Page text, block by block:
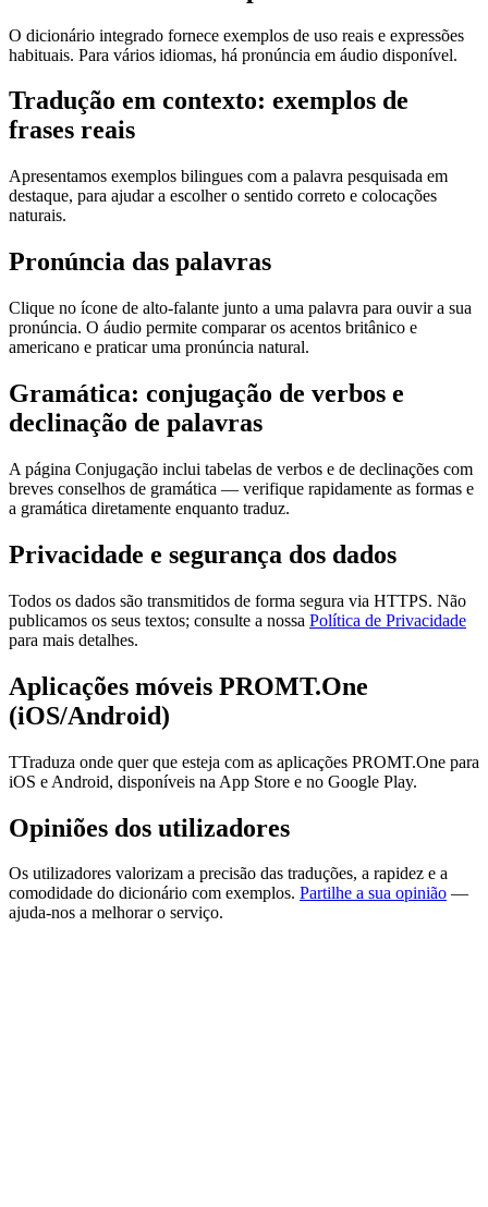
O dicionário integrado fornece exemplos de uso reais e expressões
habituais. Para vários idiomas, há pronúncia em áudio disponível.
Tradução em contexto: exemplos de
frases reais
Apresentamos exemplos bilingues com a palavra pesquisada em
destaque, para ajudar a escolher o sentido correto e colocações
naturais.
Pronúncia das palavras
Clique no ícone de alto-falante junto a uma palavra para ouvir a sua
pronúncia. O áudio permite comparar os acentos britânico e
americano e praticar uma pronúncia natural.
Gramática: conjugação de verbos e
declinação de palavras
A página Conjugação inclui tabelas de verbos e de declinações com
breves conselhos de gramática — verifique rapidamente as formas e
a gramática diretamente enquanto traduz.
Privacidade e segurança dos dados
Todos os dados são transmitidos de forma segura via HTTPS. Não
publicamos os seus textos; consulte a nossa Política de Privacidade
para mais detalhes.
Aplicações móveis PROMT.One
(iOS/Android)
TTraduza onde quer que esteja com as aplicações PROMT.One para
iOS e Android, disponíveis na App Store e no Google Play.
Opiniões dos utilizadores
Os utilizadores valorizam a precisão das traduções, a rapidez e a
comodidade do dicionário com exemplos. Partilhe a sua opinião —
ajuda-nos a melhorar o serviço.